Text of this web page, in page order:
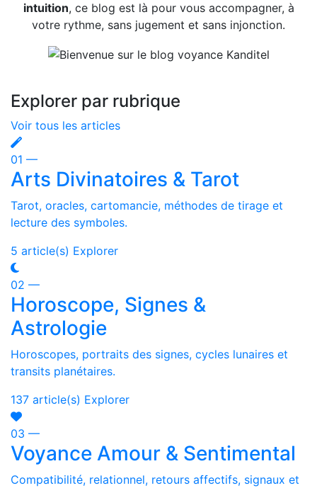
intuition, ce blog est là pour vous accompagner, à
votre rythme, sans jugement et sans injonction.
Explorer par rubrique
Voir tous les articles
01 —
Arts Divinatoires & Tarot
Tarot, oracles, cartomancie, méthodes de tirage et
lecture des symboles.
5 article(s) Explorer
02 —
Horoscope, Signes &
Astrologie
Horoscopes, portraits des signes, cycles lunaires et
transits planétaires.
137 article(s) Explorer
03 —
Voyance Amour & Sentimental
Compatibilité, relationnel, retours affectifs, signaux et